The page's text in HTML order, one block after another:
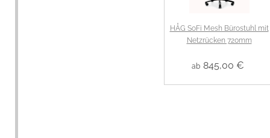
HÅG SoFi Mesh Bürostuhl mit
Netzrücken 720mm
ab 845,00 €